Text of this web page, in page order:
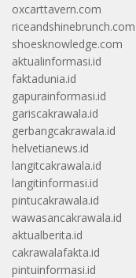
oxcarttavern.com
riceandshinebrunch.com
shoesknowledge.com
aktualinformasi.id
faktadunia.id
gapurainformasi.id
gariscakrawala.id
gerbangcakrawala.id
helvetianews.id
langitcakrawala.id
langitinformasi.id
pintucakrawala.id
wawasancakrawala.id
aktualberita.id
cakrawalafakta.id
pintuinformasi.id